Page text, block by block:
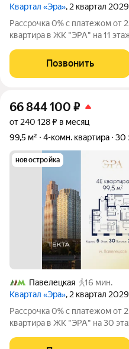
Квартал «Эра», 2 квартал 2029
Рассрочка 0% с платежом от 250 000 в
квартира в ЖК "ЭРА" на 11
потолков 3.30 м.
Дербеневской набережной,
Позвонить
66 844 100 ₽
от 240 128 ₽ в месяц
99,5 м²
4-комн. квартира 30
новостройка
Павелецкая
16 мин.
Квартал «Эра», 2 квартал 2029
Рассрочка 0% с платежом от 250 000 в
квартира в ЖК "ЭРА" на 30
потолков 3.15 м.